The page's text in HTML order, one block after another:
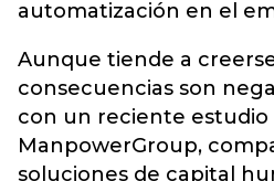
automatización en el
Aunque tiende a
consecuencias son
con un reciente estudio
ManpowerGroup,
soluciones de capital